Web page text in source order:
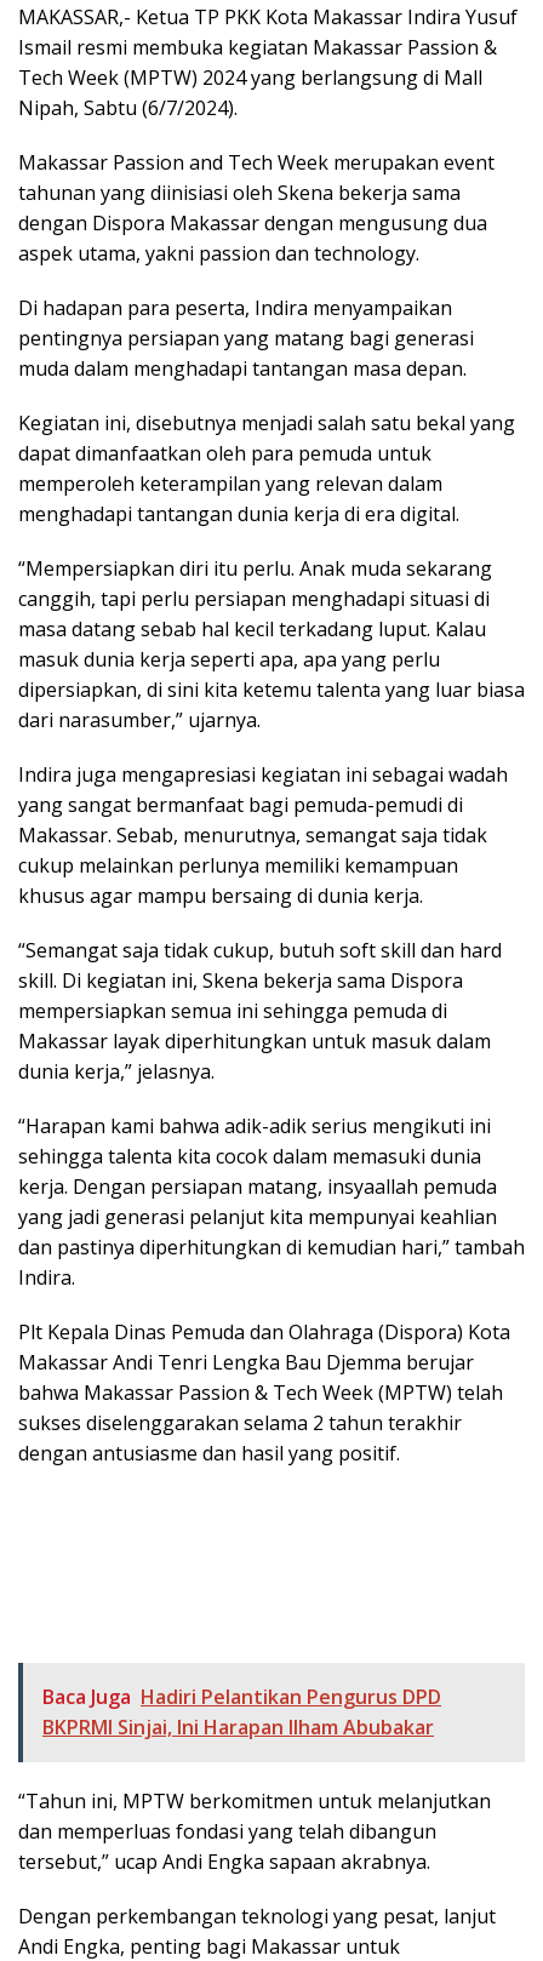
MAKASSAR,- Ketua TP PKK Kota Makassar Indira Yusuf
Ismail resmi membuka kegiatan Makassar Passion &
Tech Week (MPTW) 2024 yang berlangsung di Mall
Nipah, Sabtu (6/7/2024).
Makassar Passion and Tech Week merupakan event
tahunan yang diinisiasi oleh Skena bekerja sama
dengan Dispora Makassar dengan mengusung dua
aspek utama, yakni passion dan technology.
Di hadapan para peserta, Indira menyampaikan
pentingnya persiapan yang matang bagi generasi
muda dalam menghadapi tantangan masa depan.
Kegiatan ini, disebutnya menjadi salah satu bekal yang
dapat dimanfaatkan oleh para pemuda untuk
memperoleh keterampilan yang relevan dalam
menghadapi tantangan dunia kerja di era digital.
“Mempersiapkan diri itu perlu. Anak muda sekarang
canggih, tapi perlu persiapan menghadapi situasi di
masa datang sebab hal kecil terkadang luput. Kalau
masuk dunia kerja seperti apa, apa yang perlu
dipersiapkan, di sini kita ketemu talenta yang luar biasa
dari narasumber,” ujarnya.
Indira juga mengapresiasi kegiatan ini sebagai wadah
yang sangat bermanfaat bagi pemuda-pemudi di
Makassar. Sebab, menurutnya, semangat saja tidak
cukup melainkan perlunya memiliki kemampuan
khusus agar mampu bersaing di dunia kerja.
“Semangat saja tidak cukup, butuh soft skill dan hard
skill. Di kegiatan ini, Skena bekerja sama Dispora
mempersiapkan semua ini sehingga pemuda di
Makassar layak diperhitungkan untuk masuk dalam
dunia kerja,” jelasnya.
“Harapan kami bahwa adik-adik serius mengikuti ini
sehingga talenta kita cocok dalam memasuki dunia
kerja. Dengan persiapan matang, insyaallah pemuda
yang jadi generasi pelanjut kita mempunyai keahlian
dan pastinya diperhitungkan di kemudian hari,” tambah
Indira.
Plt Kepala Dinas Pemuda dan Olahraga (Dispora) Kota
Makassar Andi Tenri Lengka Bau Djemma berujar
bahwa Makassar Passion & Tech Week (MPTW) telah
sukses diselenggarakan selama 2 tahun terakhir
dengan antusiasme dan hasil yang positif.
Baca Juga Hadiri Pelantikan Pengurus DPD
BKPRMI Sinjai, Ini Harapan Ilham Abubakar
“Tahun ini, MPTW berkomitmen untuk melanjutkan
dan memperluas fondasi yang telah dibangun
tersebut,” ucap Andi Engka sapaan akrabnya.
Dengan perkembangan teknologi yang pesat, lanjut
Andi Engka, penting bagi Makassar untuk